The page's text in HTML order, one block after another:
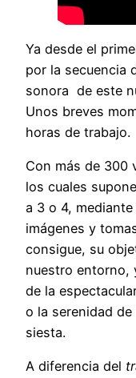
Ya desde el
por la secuencia
sonora de este
Unos breves
horas de trabajo.
Con más de 300
los cuales
a 3 o 4,
imágenes y
consigue, su
nuestro entorno,
de la
o la serenidad
siesta.
A diferencia del